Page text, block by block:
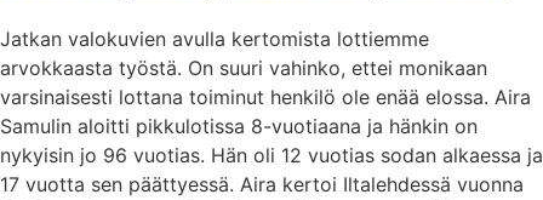
Jatkan valokuvien avulla kertomista lottiemme
arvokkaasta työstä. On suuri vahinko, ettei monikaan
varsinaisesti lottana toiminut henkilö ole enää elossa. Aira
Samulin aloitti pikkulotissa 8-vuotiaana ja hänkin on
nykyisin jo 96 vuotias. Hän oli 12 vuotias sodan alkaessa ja
17 vuotta sen päättyessä. Aira kertoi Iltalehdessä vuonna